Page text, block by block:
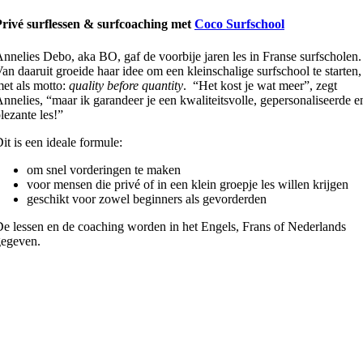
surflessen & surfcoaching metCoco Surfschool
Debo, aka BO, gaf de voorbije jaren les in Franse surfscholen.
daaruit groeide haar idee om een kleinschalige surfschool te starten,
als motto: quality before quantity. “Het kost je wat meer”, zegt
“maar ik garandeer je een kwaliteitsvolle, gepersonaliseerde
les!”
is een ideale formule:
om snel vorderingen te maken
voor mensen die privé of in een klein groepje les willen krijgen
geschikt voor zowel beginners als gevorderden
lessen en de coaching worden in het Engels, Frans of Nederlands